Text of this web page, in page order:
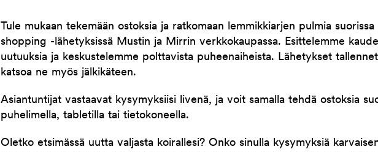
Tule mukaan tekemään ostoksia ja ratkomaan lemmikkiarjen pulmia suorissa
shopping -lähetyksissä Mustin ja Mirrin verkkokaupassa. Esittelemme
uutuuksia ja keskustelemme polttavista puheenaiheista. Lähetykset
katsoa ne myös jälkikäteen.
Asiantuntijat vastaavat kysymyksiisi livenä, ja voit samalla tehdä ostoksia
puhelimella, tabletilla tai tietokoneella.
Oletko etsimässä uutta valjasta koirallesi? Onko sinulla kysymyksiä